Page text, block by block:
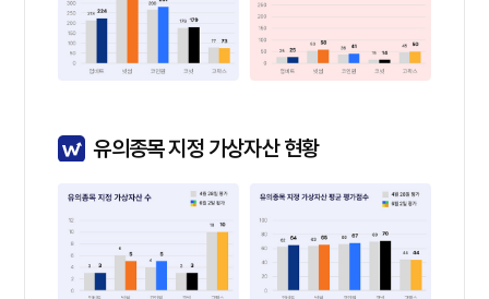
유의종목 지정 가상자산 현황